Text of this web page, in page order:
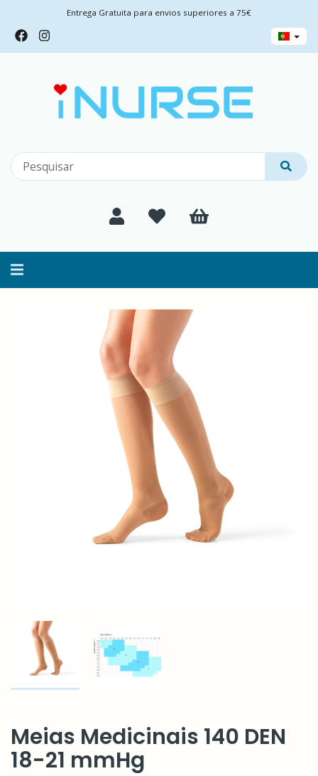
Entrega Gratuita para envios superiores a 75€
Alternar
Meias Medicinais 140 DEN
18-21 mmHg